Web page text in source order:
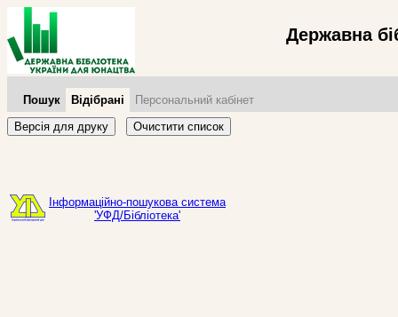
Державна
Пошук Відібрані
Персональний кабінет
Версія для друку
Очистити список
Інформаційно-пошукова система
'УФД/Бібліотека'